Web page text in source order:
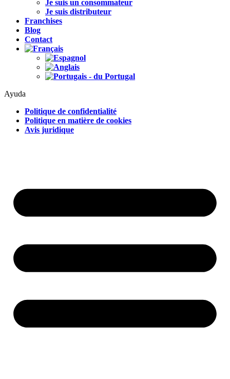
Je suis un consommateur
Je suis distributeur
Franchises
Blog
Contact
Ayuda
Politique de confidentialité
Politique en matière de cookies
Avis juridique